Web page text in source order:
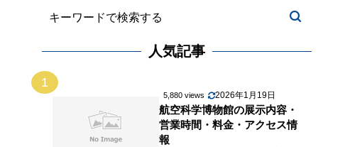
人気記事
1
5,880 views 2026年1月19日
航空科学博物館の展示内容・
営業時間・料金・アクセス情
報